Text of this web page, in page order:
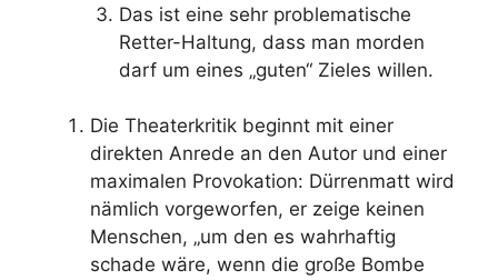
Das ist eine sehr problematische
Retter-Haltung, dass man morden
darf um eines „guten“ Zieles willen.
Die Theaterkritik beginnt mit einer
direkten Anrede an den Autor und einer
maximalen Provokation: Dürrenmatt wird
nämlich vorgeworfen, er zeige keinen
Menschen, „um den es wahrhaftig
schade wäre, wenn die große Bombe